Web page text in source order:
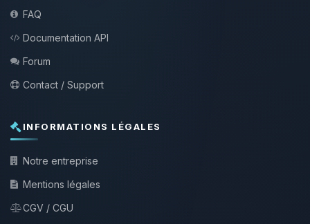
FAQ
Documentation API
Forum
Contact / Support
INFORMATIONS LÉGALES
Notre entreprise
Mentions légales
CGV / CGU